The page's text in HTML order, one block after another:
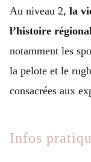
Au niveau 2, la
l’histoire
notamment les
la pelote et le
consacrées aux
Infos